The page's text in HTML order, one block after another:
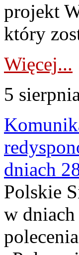
projekt
który
Więcej...
5
dniach
Polskie
w